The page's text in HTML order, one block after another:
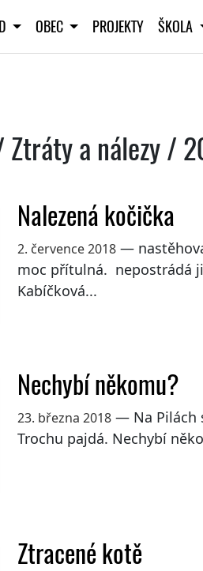
OBEC PROJEKTY ŠKOLA
a nálezy /
Nalezená kočička
2. července 2018—
moc přítulná. nepostrádá
Kabíčková...
Nechybí někomu?
23. března 2018— Na Pilách
Trochu pajdá. Nechybí
Ztracené kotě